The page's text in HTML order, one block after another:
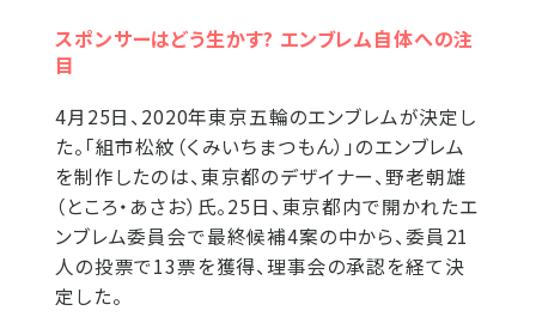
スポンサーはどう生かす? エンブレム自体への注
目
4月25日、2020年東京五輪のエンブレムが決定し
た。「組市松紋（くみいちまつもん）」のエンブレム
を制作したのは、東京都のデザイナー、野老朝雄
（ところ・あさお）氏。25日、東京都内で開かれたエ
ンブレム委員会で最終候補4案の中から、委員21
人の投票で13票を獲得、理事会の承認を経て決
定した。